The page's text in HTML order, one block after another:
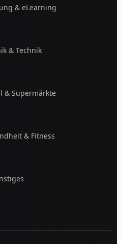
& eLearning
& Technik
& Supermärkte
& Fitness